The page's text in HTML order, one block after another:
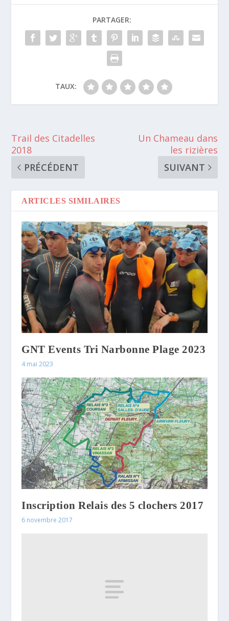
PARTAGER:
TAUX:
Trail des Citadelles
2018
PRÉCÉDENT
Un Chameau dans
les rizières
SUIVANT
ARTICLES SIMILAIRES
GNT Events Tri Narbonne Plage 2023
4 mai 2023
Inscription Relais des 5 clochers 2017
6 novembre 2017